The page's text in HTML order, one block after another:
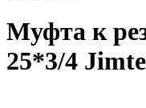
Муфта к
25*3/4